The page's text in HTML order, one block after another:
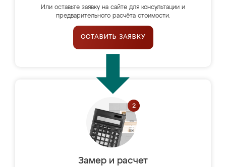
Или оставьте заявку на сайте для консультации и
предварительного расчёта стоимости.
ОСТАВИТЬ ЗАЯВКУ
Замер и расчет